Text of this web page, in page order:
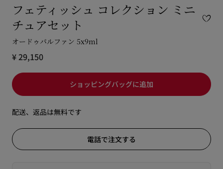
フェティッシュ コレクション ミニ
チュアセット
オードゥパルファン 5x9ml
¥ 29,150
ショッピングバッグに追加
配送、返品は無料です
電話で注文する